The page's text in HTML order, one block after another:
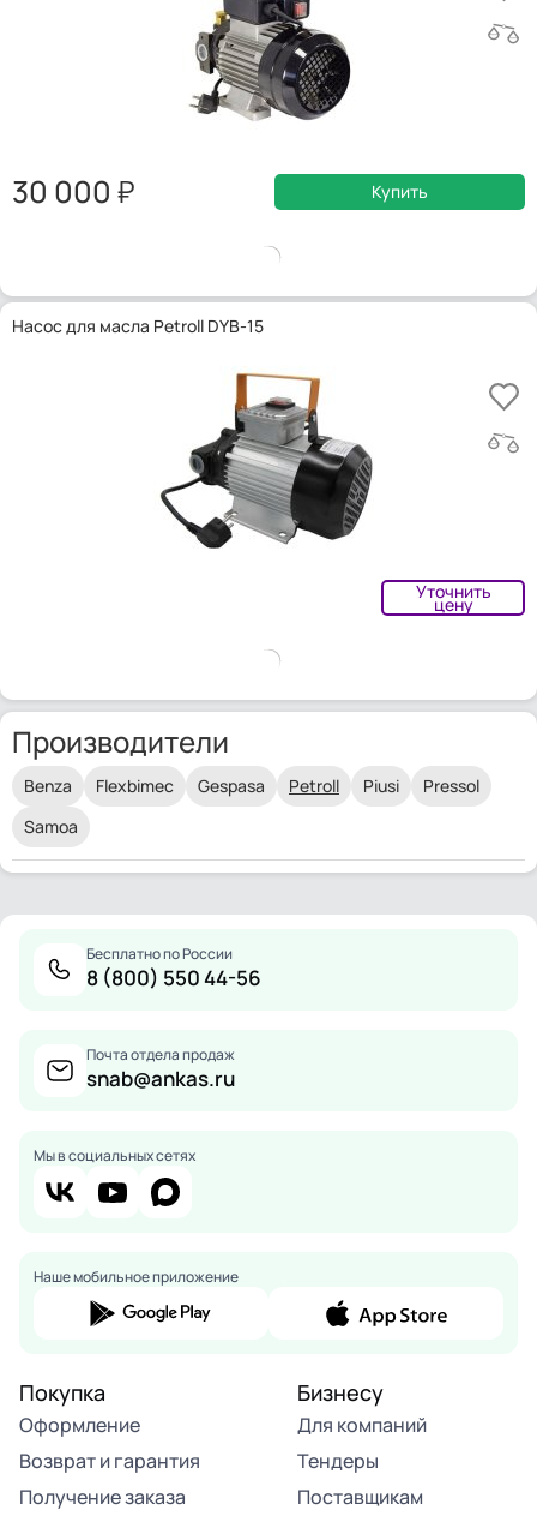
30 000 Купить
Насос для масла Petroll DYB-15
Уточнить
цену
Производители
Benza Flexbimec Gespasa Petroll Piusi
Pressol
Samoa
Бесплатно по России
8 (800) 550 44-56
Почта отдела продаж
snab@ankas.ru
Мы в социальных сетях
Наше мобильное приложение
Покупка
Оформление
Возврат и гарантия
Получение заказа
Бизнесу
Для компаний
Тендеры
Поставщикам